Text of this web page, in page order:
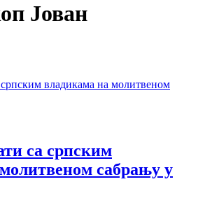
Јован
са српским
сабрању у